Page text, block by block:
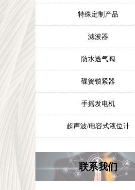
特殊定制产品
滤波器
防水透气阀
碟簧锁紧器
手摇发电机
超声波/电容式液位计
联系我们